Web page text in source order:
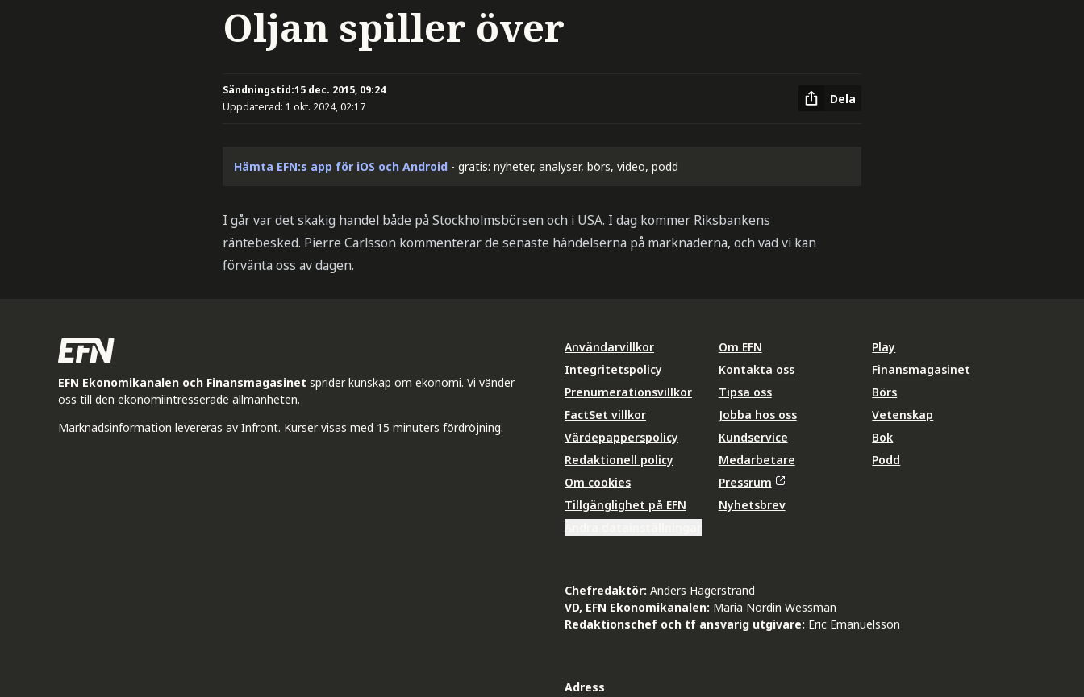
Oljan spiller över
Sändningstid:15 dec. 2015, 09:24
Uppdaterad: 1 okt. 2024, 02:17
Dela
Hämta EFN:s app för iOS och Android - gratis: nyheter, analyser, börs, video, podd
I går var det skakig handel både på Stockholmsbörsen och i USA. I dag kommer Riksbankens
räntebesked. Pierre Carlsson kommenterar de senaste händelserna på marknaderna, och vad vi kan
förvänta oss av dagen.
EFN Ekonomikanalen och Finansmagasinet sprider kunskap om ekonomi. Vi vänder
oss till den ekonomiintresserade allmänheten.
Marknadsinformation levereras av Infront. Kurser visas med 15 minuters fördröjning.
Användarvillkor
Integritetspolicy
Prenumerationsvillkor
FactSet villkor
Värdepapperspolicy
Redaktionell policy
Om cookies
Tillgänglighet på EFN
Om EFN
Kontakta oss
Tipsa oss
Jobba hos oss
Kundservice
Medarbetare
Pressrum
Nyhetsbrev
Play
Finansmagasinet
Börs
Vetenskap
Bok
Podd
Chefredaktör: Anders Hägerstrand
VD, EFN Ekonomikanalen: Maria Nordin Wessman
Redaktionschef och tf ansvarig utgivare: Eric Emanuelsson
Adress